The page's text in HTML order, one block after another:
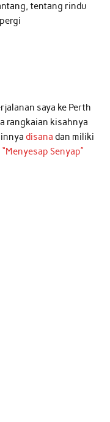
tentang rindu
saya ke Perth
rangkaian kisahnya
disana dan miliki
Senyap”